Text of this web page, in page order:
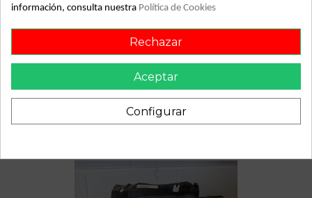
Descripción
Recambio de elevalunas delantero derecho para citroen
xsara 1.9 td lx referencia OEM IAM
información, consulta nuestra Política de Cookies
Rechazar
Aceptar
Configurar